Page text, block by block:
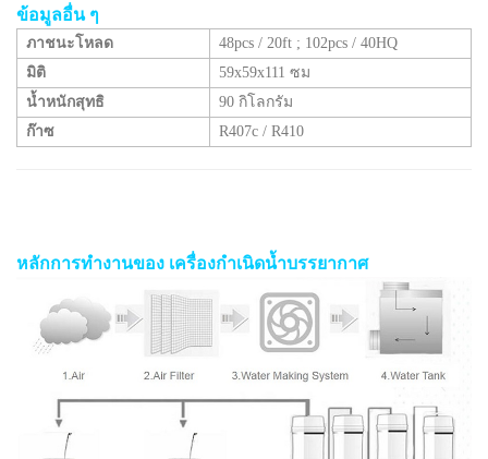
ข้อมูลอื่น ๆ
ภาชนะโหลด 48pcs / 20ft ; 102pcs / 40HQ
มิติ
59x59x111 ซม
น้ำหนักสุทธิ
90 กิโลกรัม
ก๊าซ
R407c / R410
หลักการทำงานของ เครื่องกำเนิดน้ำบรรยากาศ